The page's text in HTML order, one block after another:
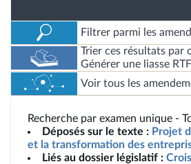
Filtrer parmi les
Trier ces résultats par
Générer une liasse RTF
Voir tous les
Recherche par examen unique -
Déposés sur le texte : Projet
et la transformation des
Liés au dossier législatif :